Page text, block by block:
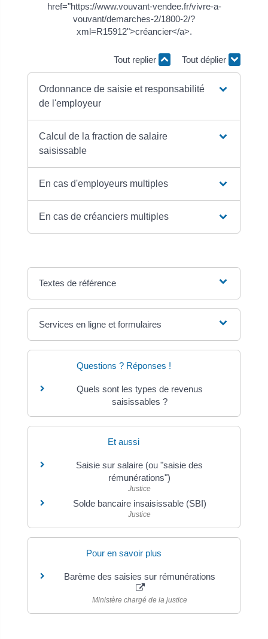
href="https://www.vouvant-vendee.fr/vivre-a-
vouvant/demarches-2/1800-2/?
xml=R15912">créancier</a>.
Tout replier Tout déplier
Ordonnance de saisie et responsabilité
de l'employeur
Calcul de la fraction de salaire
saisissable
En cas d'employeurs multiples
En cas de créanciers multiples
Textes de référence
Services en ligne et formulaires
Questions ? Réponses !
Quels sont les types de revenus
saisissables ?
Et aussi
Saisie sur salaire (ou "saisie des
rémunérations")
Justice
Solde bancaire insaisissable (SBI)
Justice
Pour en savoir plus
Barème des saisies sur rémunérations
Ministère chargé de la justice